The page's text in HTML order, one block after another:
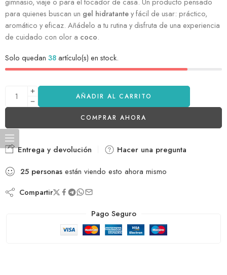
para quienes buscan un gel hidratantey fácil de usar: práctico,
aromático y eficaz. Añádelo a tu rutina y disfruta de una experiencia
de cuidado con olor a coco.
Solo quedan 38artículo(s) en stock.
AÑADIR AL CARRITO
COMPRAR AHORA
Entrega y devolución
Hacer una pregunta
25 personas están viendo esto ahora mismo
Compartir
Pago Seguro